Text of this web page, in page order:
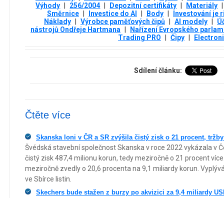
Výhody
256/2004 Depozitní certifikáty Materiály
Směrnice
Investice do AI Body
Investování je
Náklady
Výrobce paměťových čipů AI modely
nástrojů Ondřeje Hartmana
Nařízení Evropského
Trading PRO
Čipy
Sdílení článku:
Čtěte více
Skanska loni v ČR a SR zvýšila čistý zisk o 21 procent,
Švédská stavební společnost Skanska v roce 2022 vykázala v
čistý zisk 487,4 milionu korun, tedy meziročně o 21 procent
meziročně zvedly o 20,6 procenta na 9,1 miliardy korun.
ve Sbírce listin.
Skechers bude stažen z burzy po akvizici za 9,4 miliardy